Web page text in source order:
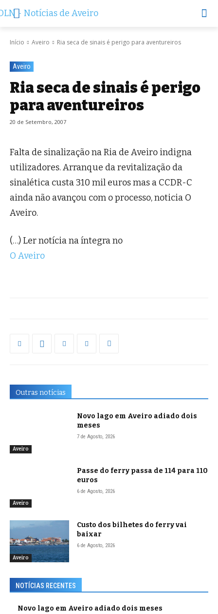
Início Aveiro Ria seca de sinais é perigo para aventureiros
Aveiro
Ria seca de sinais é perigo
para aventureiros
20 de Setembro, 2007
Falta de sinalização na Ria de Aveiro indigna
utilizadores. Arranque da revitalização da
sinalética custa 310 mil euros mas a CCDR-C
ainda não avançou com o processo, noticia O
Aveiro.
(…) Ler notícia na íntegra no
O Aveiro
Outras notícias
Aveiro
Novo lago em Aveiro adiado dois
meses
7 de Agosto, 2026
Aveiro
Passe do ferry passa de 114 para 110
euros
6 de Agosto, 2026
Aveiro
Custo dos bilhetes do ferry vai
baixar
6 de Agosto, 2026
NOTÍCIAS RECENTES
Novo lago em Aveiro adiado dois meses